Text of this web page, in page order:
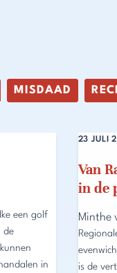
MISDAAD
een golf
de
in
Van
in de
23 JULI
Minthe
is de